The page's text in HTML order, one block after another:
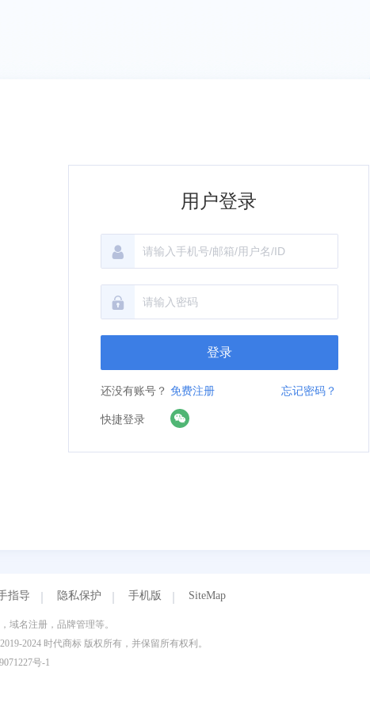
用户登录
登录
还没有账号？ 免费注册 忘记密码？
快捷登录
指导 隐私保护 手机版 SiteMap
域名注册，品牌管理等。
2024 时代商标 版权所有，并保留所有权利。
号-1